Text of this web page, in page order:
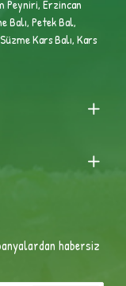
Peyniri, Erzincan
Balı, Petek Bal,
Kars Balı, Kars
habersiz